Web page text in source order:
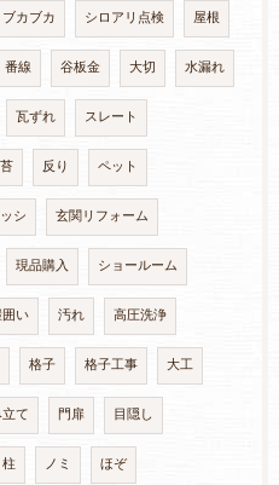
ブカブカ シロアリ点検 屋根
番線 谷板金 大切 水漏れ
瓦ずれ スレート
苔 反り ペット
シ 玄関リフォーム
現品購入 ショールーム
い 汚れ 高圧洗浄
格子 格子工事 大工
て 門扉 目隠し
柱 ノミ ほぞ